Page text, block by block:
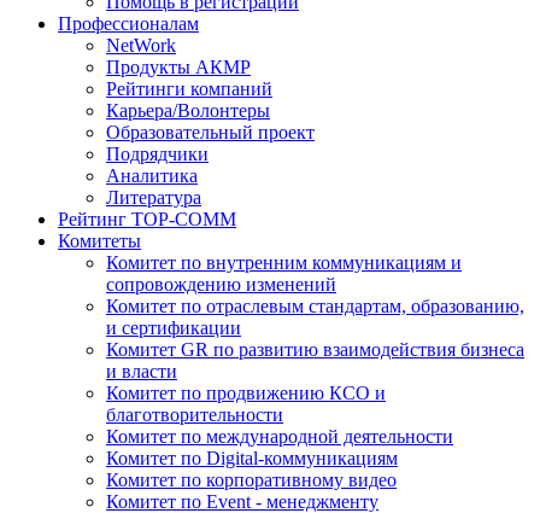
Профессионалам
NetWork
Продукты АКМР
Рейтинги компаний
Карьера/Волонтеры
Образовательный проект
Подрядчики
Аналитика
Литература
Рейтинг TOP-COMM
Комитеты
Комитет по внутренним коммуникациям и
сопровождению изменений
Комитет по отраслевым стандартам, образованию,
и сертификации
Комитет GR по развитию взаимодействия бизнеса
и власти
Комитет по продвижению КСО и
благотворительности
Комитет по международной деятельности
Комитет по Digital-коммуникациям
Комитет по корпоративному видео
Комитет по Event - менеджменту